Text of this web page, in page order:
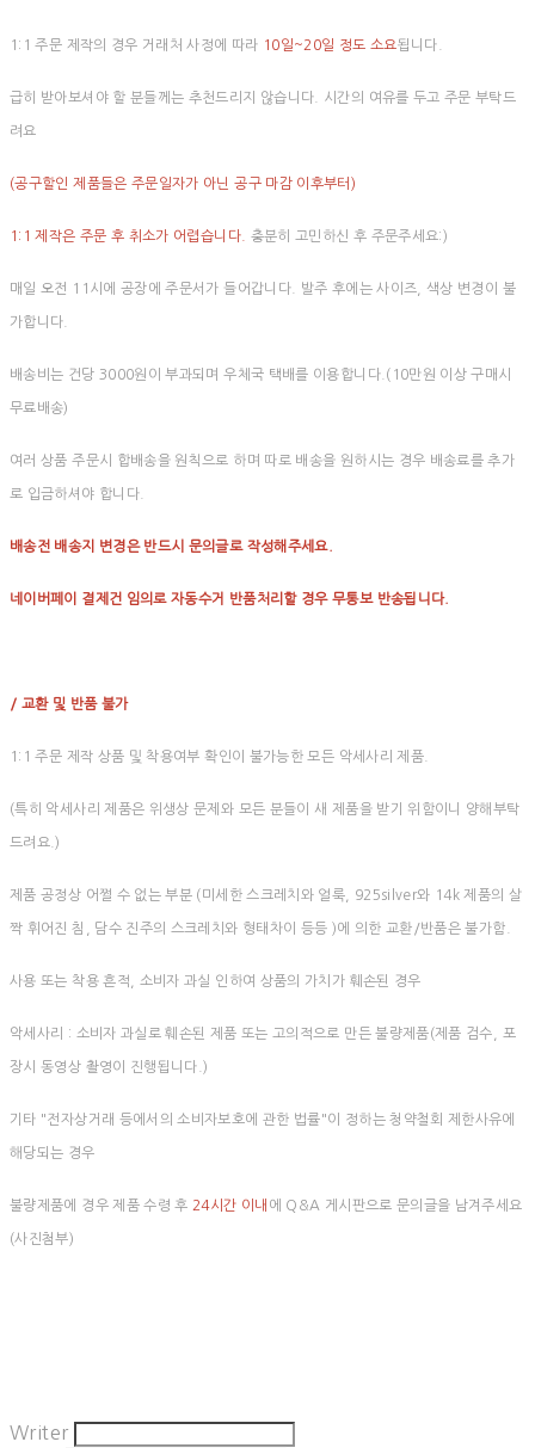
1:1 주문 제작의 경우 거래처 사정에 따라 10일~20일 정도 소요됩니다.
급히 받아보셔야 할 분들께는 추천드리지 않습니다. 시간의 여유를 두고 주문 부탁드
려요
(공구할인 제품들은 주문일자가 아닌 공구 마감 이후부터)
1:1 제작은 주문 후 취소가 어렵습니다. 충분히 고민하신 후 주문주세요:)
매일 오전 11시에 공장에 주문서가 들어갑니다. 발주 후에는 사이즈, 색상 변경이 불
가합니다.
배송비는 건당 3000원이 부과되며 우체국 택배를 이용합니다.(10만원 이상 구매시
무료배송)
여러 상품 주문시 합배송을 원칙으로 하며 따로 배송을 원하시는 경우 배송료를 추가
로 입금하셔야 합니다.
배송전 배송지 변경은 반드시 문의글로 작성해주세요.
네이버페이 결제건 임의로 자동수거 반품처리할 경우 무통보 반송됩니다.
/ 교환 및 반품 불가
1:1 주문 제작 상품 및 착용여부 확인이 불가능한 모든 악세사리 제품.
(특히 악세사리 제품은 위생상 문제와 모든 분들이 새 제품을 받기 위함이니 양해부탁
드려요.)
제품 공정상 어쩔 수 없는 부분 (미세한 스크레치와 얼룩, 925silver와 14k 제품의 살
짝 휘어진 침, 담수 진주의 스크레치와 형태차이 등등 )에 의한 교환/반품은 불가함.
사용 또는 착용 흔적, 소비자 과실 인하여 상품의 가치가 훼손된 경우
악세사리 : 소비자 과실로 훼손된 제품 또는 고의적으로 만든 불량제품(제품 검수, 포
장시 동영상 촬영이 진행됩니다.)
기타 "전자상거래 등에서의 소비자보호에 관한 법률"이 정하는 청약철회 제한사유에
해당되는 경우
불량제품에 경우 제품 수령 후 24시간 이내 에 Q&A 게시판으로 문의글을 남겨주세요
(사진첨부)
Writer